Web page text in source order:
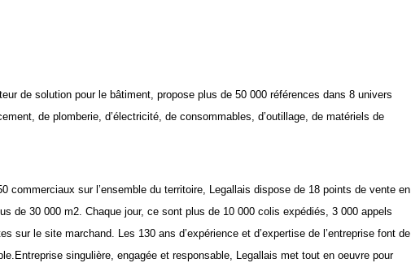
de solution pour le bâtiment, propose plus de 50 000 références dans 8 univers
de plomberie, d’électricité, de consommables, d’outillage, de matériels de
commerciaux sur l’ensemble du territoire, Legallais dispose de 18 points de vente en
de 30 000 m2. Chaque jour, ce sont plus de 10 000 colis expédiés, 3 000 appels
sur le site marchand. Les 130 ans d’expérience et d’expertise de l’entreprise font de
singulière, engagée et responsable, Legallais met tout en oeuvre pour